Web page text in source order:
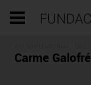
Carme Galofré